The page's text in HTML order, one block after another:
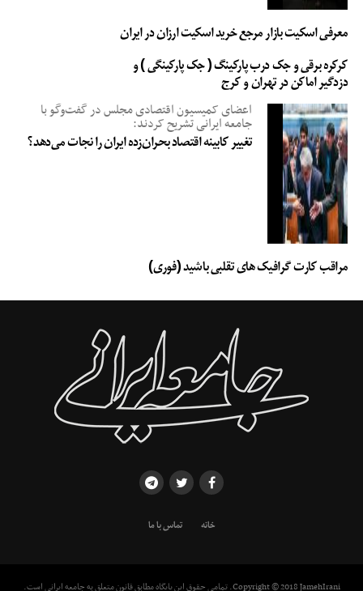
معرفی اسکیت بازار مرجع خرید اسکیت ارزان در ایران
کرکره برقی و جک درب پارکینگ ( جک پارکینگی ) و
دزدگیر اماکن در تهران و کرج
اعضای کمیسیون اقتصادی مجلس در گفت‌وگو با
جامعه ایرانی تشریح کردند:
تغییر کابینه اقتصاد بحران‌زده ایران را نجات می‌دهد؟
مراقب کارت گرافیک های تقلبی باشید (فوری)
خانه تماس با ما
Copyright © 2018 JamehIrani. تمامی حقوق این پایگاه مطابق قانون متعلق به جامعه ایرانی است.